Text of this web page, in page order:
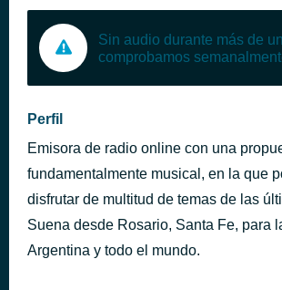
Sin audio durante más de
comprobamos
Perfil
Emisora de radio online con una
fundamentalmente musical, en la que
disfrutar de multitud de temas de las
Suena desde Rosario, Santa Fe, para
Argentina y todo el mundo.